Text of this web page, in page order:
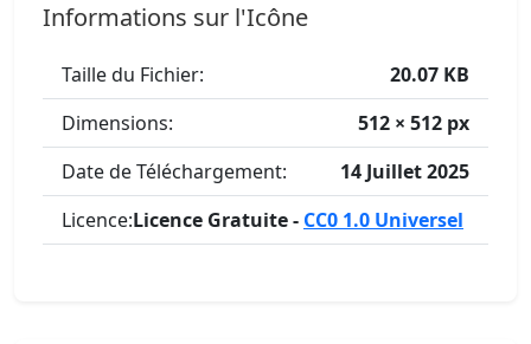
Informations sur l'Icône
Taille du Fichier:
20.07 KB
Dimensions:
512 × 512 px
Date de Téléchargement:
14 Juillet 2025
Licence:Licence Gratuite - CC0 1.0 Universel